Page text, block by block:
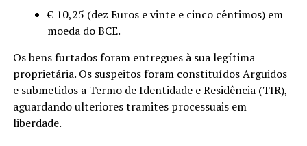
€ 10,25 (dez Euros e vinte e cinco cêntimos) em
moeda do BCE.
Os bens furtados foram entregues à sua legítima
proprietária. Os suspeitos foram constituídos Arguidos
e submetidos a Termo de Identidade e Residência (TIR),
aguardando ulteriores tramites processuais em
liberdade.